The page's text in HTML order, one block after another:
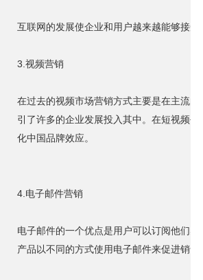
互联网的发展使企业和用户越来越能够接
3.视频营销
在过去的视频市场营销方式主要是在主流
引了许多的企业发展投入其中。在短视频
化中国品牌效应。
4.电子邮件营销
电子邮件的一个优点是用户可以订阅他们
产品以不同的方式使用电子邮件来促进销